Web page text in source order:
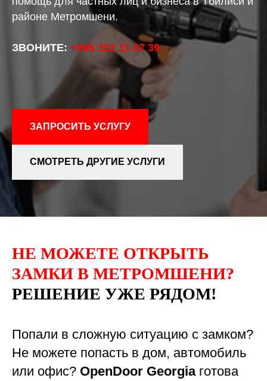
районе Метромшени.
ЗВОНИТЕ: +995 322 11 47 39
ЗАПРОСИТЬ УСЛУГУ
СМОТРЕТЬ ДРУГИЕ УСЛУГИ
НЕ МОЖЕТЕ ОТКРЫТЬ
ЗАМКИ В МЕТРОМШЕНИ?
РЕШЕНИЕ УЖЕ РЯДОМ!
Попали в сложную ситуацию с замком?
Не можете попасть в дом, автомобиль
или офис? OpenDoor Georgiaготова